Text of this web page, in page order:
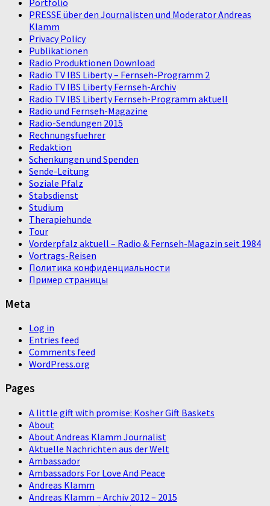
PRESSE über den Journalisten und Moderator Andreas
Klamm
Privacy Policy
Publikationen
Radio Produktionen Download
Radio TV IBS Liberty – Fernseh-Programm 2
Radio TV IBS Liberty Fernseh-Archiv
Radio TV IBS Liberty Fernseh-Programm aktuell
Radio und Fernseh-Magazine
Radio-Sendungen 2015
Rechnungsfuehrer
Redaktion
Schenkungen und Spenden
Sende-Leitung
Soziale Pfalz
Stabsdienst
Studium
Therapiehunde
Tour
Vorderpfalz aktuell – Radio & Fernseh-Magazin seit 1984
Vortrags-Reisen
Политика конфиденциальности
Пример страницы
Meta
Log in
Entries feed
Comments feed
WordPress.org
Pages
A little gift with promise: Kosher Gift Baskets
About
About Andreas Klamm Journalist
Aktuelle Nachrichten aus der Welt
Ambassador
Ambassadors For Love And Peace
Andreas Klamm
Andreas Klamm – Archiv 2012 – 2015